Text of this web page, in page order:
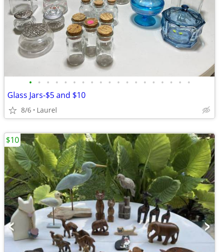
• • • • • • • • • • • • • • • • • • •
Glass Jars-$5 and $10
8/6 Laurel
$10